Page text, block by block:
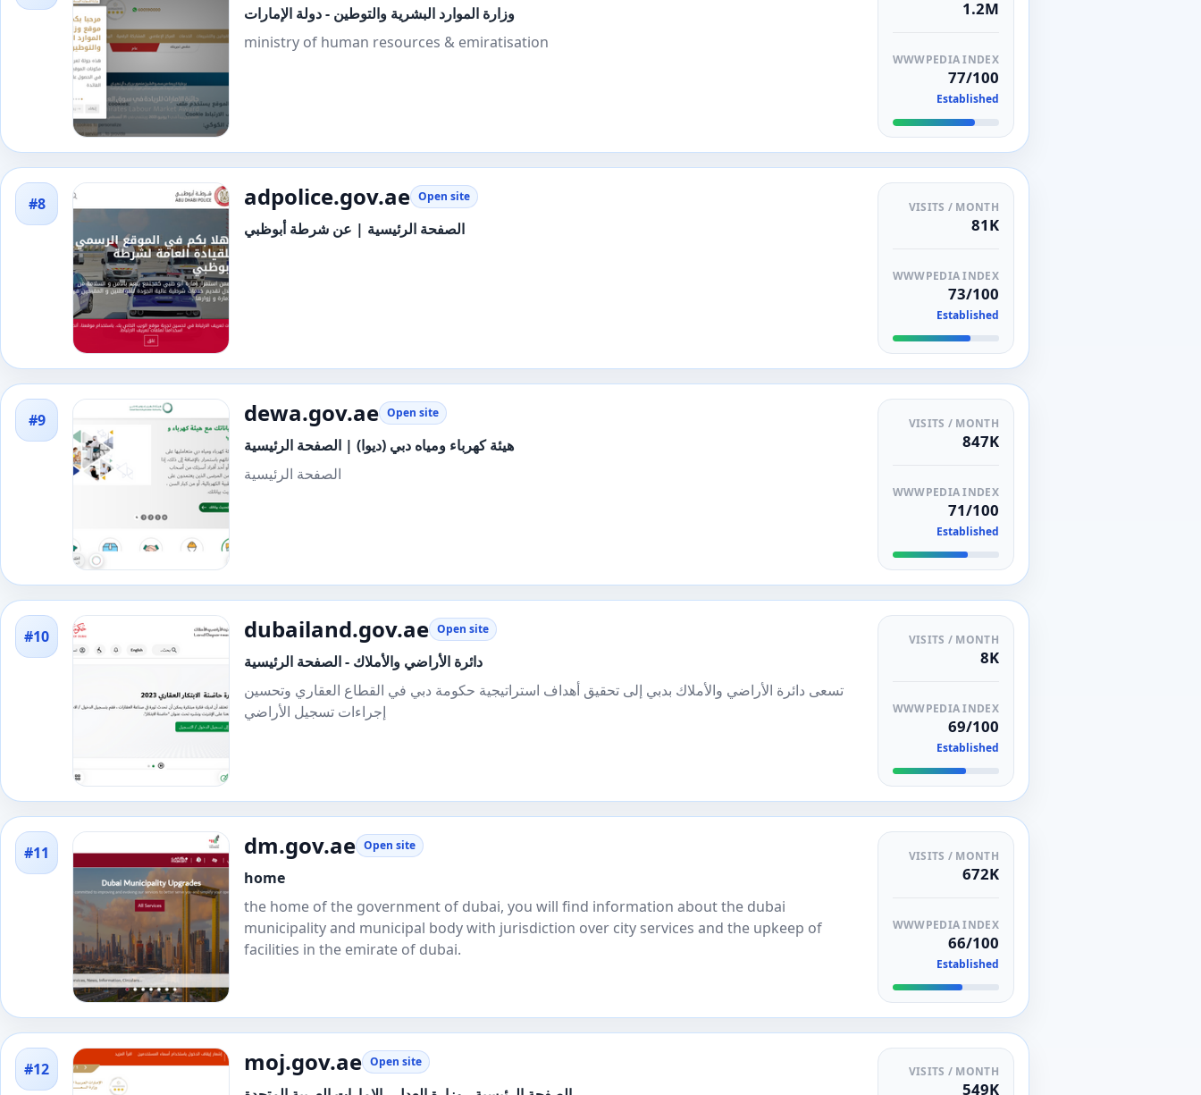
وزارة الموارد البشرية والتوطين - دولة الإمارات
ministry of human resources & emiratisation
1.2M
WWWPEDIA INDEX
77/100
Established
#8 adpolice.gov.ae Open site
الصفحة الرئيسية | عن شرطة أبوظبي
VISITS / MONTH
81K
WWWPEDIA INDEX
73/100
Established
#9 dewa.gov.ae Open site
هيئة كهرباء ومياه دبي (ديوا) | الصفحة الرئيسية
الصفحة الرئيسية
VISITS / MONTH
847K
WWWPEDIA INDEX
71/100
Established
#10 dubailand.gov.ae Open site
دائرة الأراضي والأملاك - الصفحة الرئيسية
تسعى دائرة الأراضي والأملاك بدبي إلى تحقيق أهداف استراتيجية حكومة دبي في القطاع العقاري وتحسين
إجراءات تسجيل الأراضي
VISITS / MONTH
8K
WWWPEDIA INDEX
69/100
Established
#11 dm.gov.ae Open site
home
the home of the government of dubai, you will find information about the dubai
municipality and municipal body with jurisdiction over city services and the upkeep of
facilities in the emirate of dubai.
VISITS / MONTH
672K
WWWPEDIA INDEX
66/100
Established
#12 moj.gov.ae Open site
VISITS / MONTH
549K